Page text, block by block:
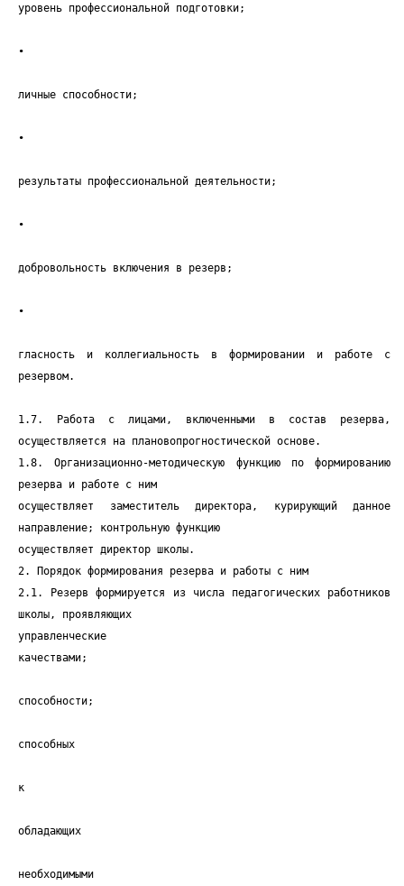
уровень профессиональной подготовки;
•
личные способности;
•
результаты профессиональной деятельности;
•
добровольность включения в резерв;
•
гласность и коллегиальность в формировании и работе с
резервом.
1.7. Работа с лицами, включенными в состав резерва,
осуществляется на плановопрогностической основе.
1.8. Организационно-методическую функцию по формированию
резерва и работе с ним
осуществляет заместитель директора, курирующий данное
направление; контрольную функцию
осуществляет директор школы.
2. Порядок формирования резерва и работы с ним
2.1. Резерв формируется из числа педагогических работников
школы, проявляющих
управленческие
качествами;
способности;
способных
к
обладающих
необходимыми